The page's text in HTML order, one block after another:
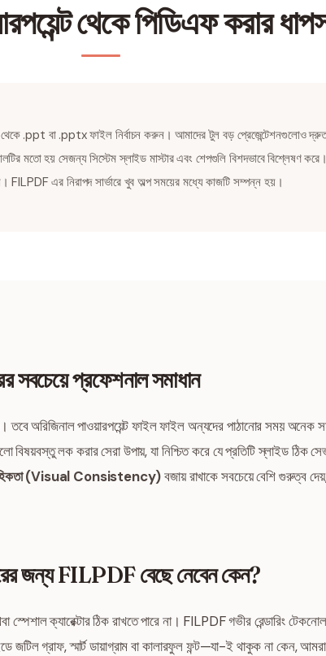
থেকে পিডিএফ করার
.ppt বা .pptx ফাইল নির্বাচন করুন। আমাদের টুল বড় প্রেজেন্টেশনগুলোও
মতো হয় সেজন্য সিস্টেম স্লাইড মাস্টার এবং শেপগুলি বিশদভাবে বিশ্লেষণ করে।
এর নিরাপদ সার্ভারে খুব অল্প সময়ের মধ্যে কাজটি সম্পন্ন হয়।
সবচেয়ে প্রফেশনাল সমাধান
তবে অরিজিনাল পাওয়ারপয়েন্ট ফাইল ফাইল অন্যদের পাঠানোর সময়
বিষয়বস্তু লক করার সেরা উপায়, যা নিশ্চিত করে যে প্রতিটি স্লাইড ঠিক
(Visual Consistency)বজায় রাখাকে সবচেয়ে বেশি গুরুত্ব
জন্য FILPDF বেছে নেবেন কেন?
ক্যারেক্টার ঠিক রাখতে পারে না। FILPDF গভীর রেন্ডারিং
গ্রাফ, স্মার্ট ডায়াগ্রাম বা কালারফুল ফন্ট—যা-ই থাকুক না কেন, আমরা